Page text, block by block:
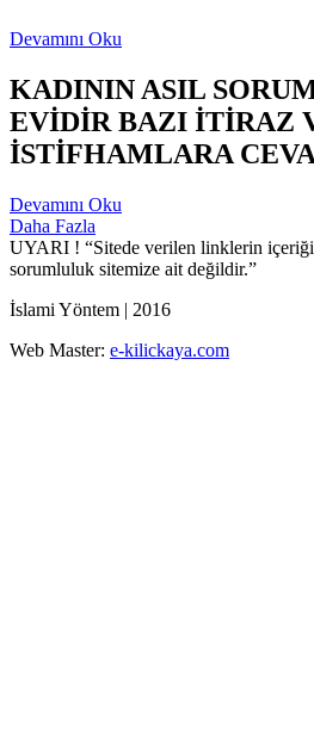
Devamını Oku
KADININ ASIL
EVİDİR BAZI İTİRAZ
İSTİFHAMLARA
Devamını Oku
Daha Fazla
UYARI ! “Sitede verilen linklerin
sorumluluk sitemize ait değildir.”
İslami Yöntem | 2016
Web Master: e-kilickaya.com